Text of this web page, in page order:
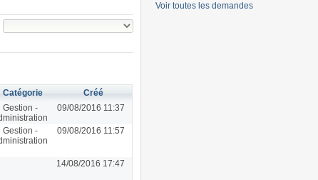
Voir toutes les demandes
Catégorie
Créé
Gestion -
09/08/2016 11:37
Gestion -
09/08/2016 11:57
14/08/2016 17:47